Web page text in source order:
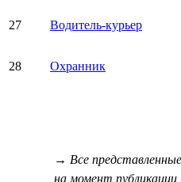
27 Водитель-курьер
28 Охранник
→ Все
на момент